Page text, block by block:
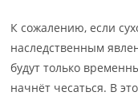
К сожалению, если
наследственным
будут только
начнёт чесаться. В